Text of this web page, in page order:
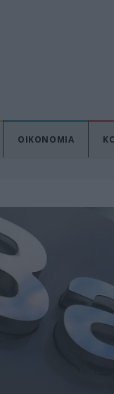
ΟΙΚΟΝΟΜΙΑ